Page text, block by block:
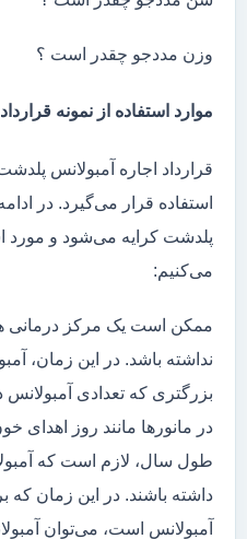
وزن مددجو چقدر است ؟
موارد استفاده از نمونه
قرارداد اجاره آمبولانس
استفاده قرار می‌گیرد. در
پلدشت کرایه می‌شود و مورد
می‌کنیم:
ممکن است یک مرکز درمانی
نداشته باشد. در این زمان،
بزرگتری که تعدادی آمبولانس
در مانور‌ها مانند روز
طول سال، لازم است که
داشته باشند. در این زمان
آمبولانس است، می‌توان